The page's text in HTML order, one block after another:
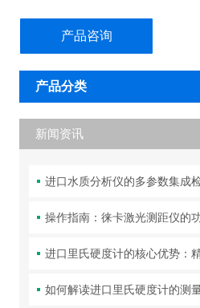
产品咨询
产品分类
新闻资讯
进口水质分析仪的多参数集成
操作指南：徕卡激光测距仪的
进口里氏硬度计的核心优势：
如何解读进口里氏硬度计的测